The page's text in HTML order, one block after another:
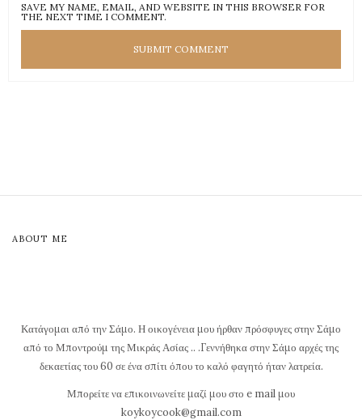
SAVE MY NAME, EMAIL, AND WEBSITE IN THIS BROWSER FOR
THE NEXT TIME I COMMENT.
ABOUT ME
Κατάγομαι από την Σάμο. Η οικογένεια μου ήρθαν πρόσφυγες στην Σάμο
από το Μποντρούμ της Μικράς Ασίας .. .Γεννήθηκα στην Σάμο αρχές της
δεκαετίας του 60 σε ένα σπίτι όπου το καλό φαγητό ήταν λατρεία.
Μπορείτε να επικοινωνείτε μαζί μου στο e mail μου
koykoycook@gmail.com